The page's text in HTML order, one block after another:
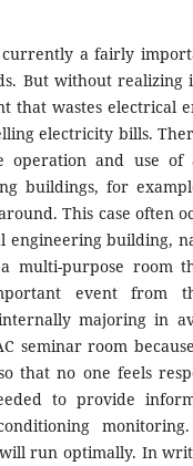
a fairly
But without realizing
that wastes electrical
electricity bills.
operation and use of
buildings, for
This case often
engineering building,
multi-purpose room
event from
majoring in
seminar room
that no one feels
to provide
run optimally. In